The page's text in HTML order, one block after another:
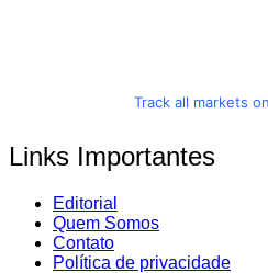
Track all markets
Links Importantes
Editorial
Quem Somos
Contato
Política de privacidade